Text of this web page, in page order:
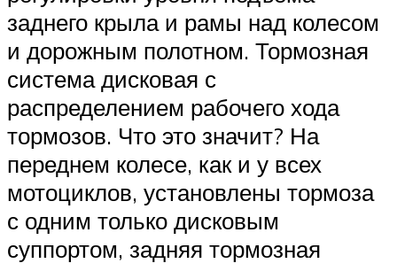
заднего крыла и рамы над колесом
и дорожным полотном. Тормозная
система дисковая с
распределением рабочего хода
тормозов. Что это значит? На
переднем колесе, как и у всех
мотоциклов, установлены тормоза
с одним только дисковым
суппортом, задняя тормозная